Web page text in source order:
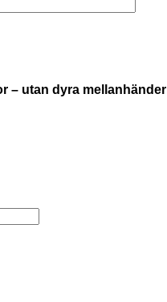
– utan dyra mellanhänder